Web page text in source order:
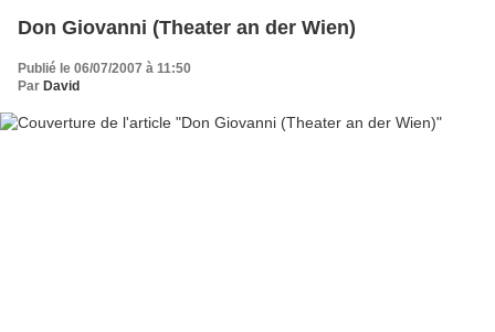
Don Giovanni (Theater an der Wien)
Publié le 06/07/2007 à 11:50
Par David